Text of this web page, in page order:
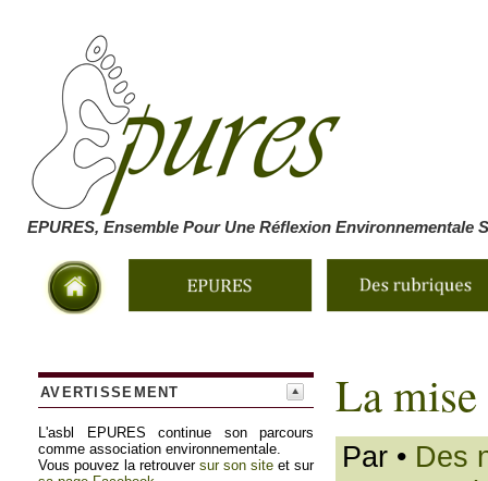
EPURES, Ensemble Pour Une Réflexion Environnementale
AVERTISSEMENT
L'asbl EPURES continue son parcours
comme association environnementale.
Vous pouvez la retrouver sur son site et sur
La mise
Par • Des